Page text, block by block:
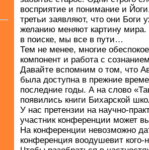
восприятие и понимание и
третьи заявляют, что они
желанию меняют картину мира.
в поиске, мы все в пути…
Тем не менее, многие
компонент и работа с
Давайте вспомним о том, что
была доступна в прежние
последние годы. А на слово
появились книги Бихарской
У нас претензии на научно-
участник конференции может
На конференции невозможно
конференция воодушевит